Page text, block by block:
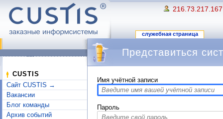
216.73.217.167
служебная страница
CUSTIS
Сайт CUSTIS →
Вакансии
Блог команды
Архив событий
Представиться
Имя учётной записи
Пароль